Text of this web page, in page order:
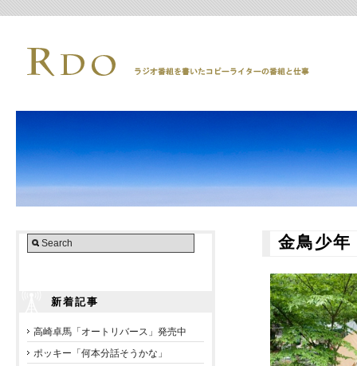
新着記事
高崎卓馬「オートリバース」発売中
ポッキー「何本分話そうかな」
金鳥少年